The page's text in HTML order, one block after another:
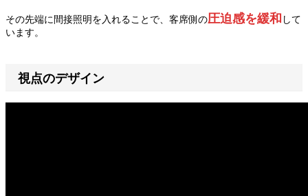
その先端に間接照明を入れることで、客席側の圧迫感を緩和 して
います。
視点のデザイン